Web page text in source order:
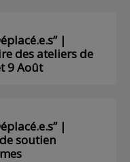
|
des ateliers de
9 Août
|
soutien